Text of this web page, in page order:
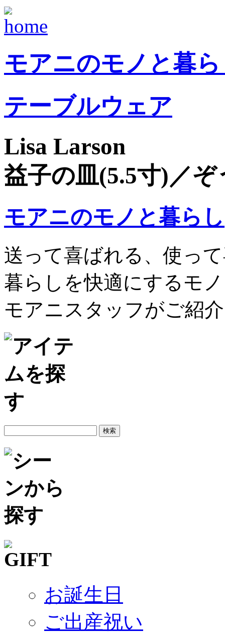
モアニのモノと暮
テーブルウェア
Lisa Larson
益子の皿(5.5寸)／ぞ
モアニのモノと暮らし
送って喜ばれる、使っ
暮らしを快適にするモ
モアニスタッフがご紹
お誕生日
ご出産祝い